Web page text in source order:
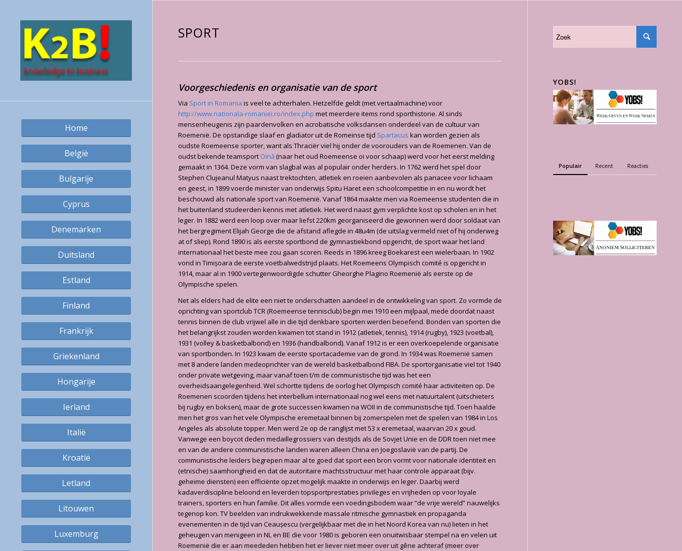
Home
België
Bulgarije
Cyprus
Denemarken
Duitsland
Estland
Finland
Frankrijk
Griekenland
Hongarije
Ierland
Italië
Kroatië
Letland
Litouwen
Luxemburg
SPORT
Voorgeschiedenis en organisatie van de sport
Via Sport in Romania is veel te achterhalen. Hetzelfde geldt (met vertaalmachine) voor
http://www.nationala-romaniei.ro/index.php met meerdere items rond sporthistorie. Al sinds
mensenheugenis zijn paardenvolken en acrobatische volksdansen onderdeel van de cultuur van
Roemenië. De opstandige slaaf en gladiator uit de Romeinse tijd Spartacus kan worden gezien als
oudste Roemeense sporter, want als Thraciër viel hij onder de voorouders van de Roemenen. Van de
oudst bekende teamsport Oină(naar het oud Roemeense oi voor schaap) werd voor het eerst melding
gemaakt in 1364. Deze vorm van slagbal was al populair onder herders. In 1762 werd het spel door
Stephen Clujeanul Matyus naast trektochten, atletiek en roeien aanbevolen als panacee voor lichaam
en geest, in 1899 voerde minister van onderwijs Spitu Haret een schoolcompetitie in en nu wordt het
beschouwd als nationale sport van Roemenië. Vanaf 1864 maakte men via Roemeense studenten die in
het buitenland studeerden kennis met atletiek. Het werd naast gym verplichte kost op scholen en in het
leger. In 1882 werd een loop over maar liefst 220km georganiseerd die gewonnen werd door soldaat van
het bergregiment Elijah George die de afstand aflegde in 48u4m (de uitslag vermeld niet of hij onderweg
at of sliep). Rond 1890 is als eerste sportbond de gymnastiekbond opgericht, de sport waar het land
internationaal het beste mee zou gaan scoren. Reeds in 1896 kreeg Boekarest een wielerbaan. In 1902
vond in Timișoara de eerste voetbalwedstrijd plaats. Het Roemeens Olympisch comité is opgericht in
1914, maar al in 1900 vertegenwoordigde schutter Gheorghe Plagino Roemenië als eerste op de
Olympische spelen.
Net als elders had de elite een niet te onderschatten aandeel in de ontwikkeling van sport. Zo vormde de
oprichting van sportclub TCR (Roemeense tennisclub) begin mei 1910 een mijlpaal, mede doordat naast
tennis binnen de club vrijwel alle in die tijd denkbare sporten werden beoefend. Bonden van sporten die
het belangrijkst zouden worden kwamen tot stand in 1912 (atletiek, tennis), 1914 (rugby), 1923 (voetbal),
1931 (volley & basketbalbond) en 1936 (handbalbond). Vanaf 1912 is er een overkoepelende organisatie
van sportbonden. In 1923 kwam de eerste sportacademie van de grond. In 1934 was Roemenië samen
met 8 andere landen medeoprichter van de wereld basketbalbond FIBA. De sportorganisatie viel tot 1940
onder private wetgeving, maar vanaf toen t/m de communistische tijd was het een
overheidsaangelegenheid. Wel schortte tijdens de oorlog het Olympisch comité haar activiteiten op. De
Roemenen scoorden tijdens het interbellum internationaal nog wel eens met natuurtalent (uitschieters
bij rugby en boksen), maar de grote successen kwamen na WOII in de communistische tijd. Toen haalde
men het gros van het vele Olympische eremetaal binnen bij zomerspelen met de spelen van 1984 in Los
Angeles als absolute topper. Men werd 2e op de ranglijst met 53 x eremetaal, waarvan 20 x goud.
Vanwege een boycot deden medaillegrossiers van destijds als de Sovjet Unie en de DDR toen niet mee
en van de andere communistische landen waren alleen China en Joegoslavië van de partij. De
communistische leiders begrepen maar al te goed dat sport een bron vormt voor nationale identiteit en
(etnische) saamhorigheid en dat de autoritaire machtsstructuur met haar controle apparaat (bijv.
geheime diensten) een efficiënte opzet mogelijk maakte in onderwijs en leger. Daarbij werd
kadaverdiscipline beloond en leverden topsportprestaties privileges en vrijheden op voor loyale
trainers, sporters en hun familie. Dit alles vormde een voedingsbodem waar “de vrije wereld” nauwelijks
tegenop kon. TV beelden van indrukwekkende massale ritmische gymnastiek en propaganda
evenementen in de tijd van Ceaușescu (vergelijkbaar met die in het Noord Korea van nu) lieten in het
geheugen van menigeen in NL en BE die voor 1980 is geboren een onuitwisbaar stempel na en velen uit
Roemenië die er aan meededen hebben het er liever niet meer over uit gêne achteraf (meer over
YOBS!
Populair Recent Reacties